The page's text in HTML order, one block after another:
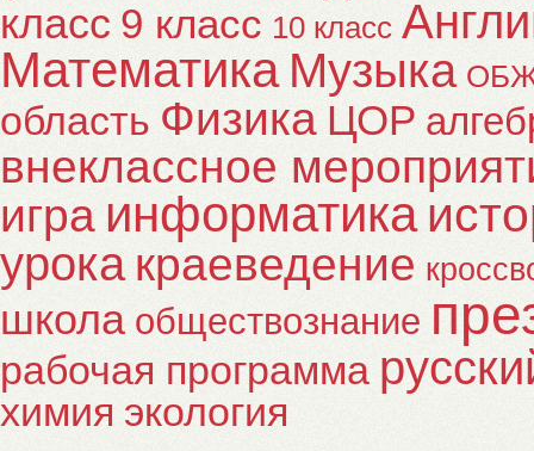
класс 9 класс 10 класс
Математика Музыка
область Физика ЦОР
внеклассное
игра информатика
урока краеведение
школа обществознание
рабочая программа
химия экология